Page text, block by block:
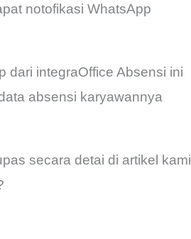
notofikasi WhatsApp
dari integraOffice Absensi ini
absensi karyawannya
secara detai di artikel kami